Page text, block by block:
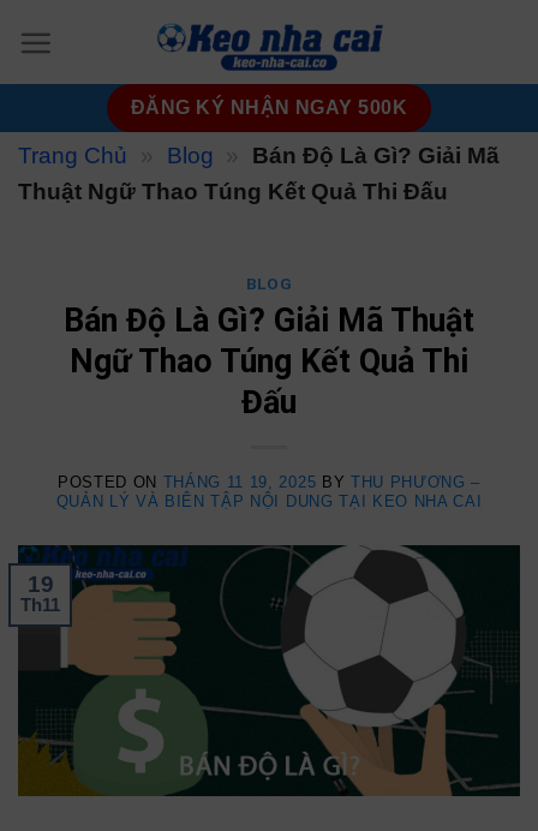
content
ĐĂNG KÝ NHẬN NGAY 500K
Trang Chủ Blog
Bán Độ Là Gì? Giải Mã
Thuật Ngữ Thao Túng Kết Quả Thi Đấu
BLOG
Bán Độ Là Gì? Giải Mã Thuật
Ngữ Thao Túng Kết Quả Thi
Đấu
POSTED ON THÁNG 11 19, 2025 BY THU PHƯƠNG –
QUẢN LÝ VÀ BIÊN TẬP NỘI DUNG TẠI KEO NHA CAI
19
Th11